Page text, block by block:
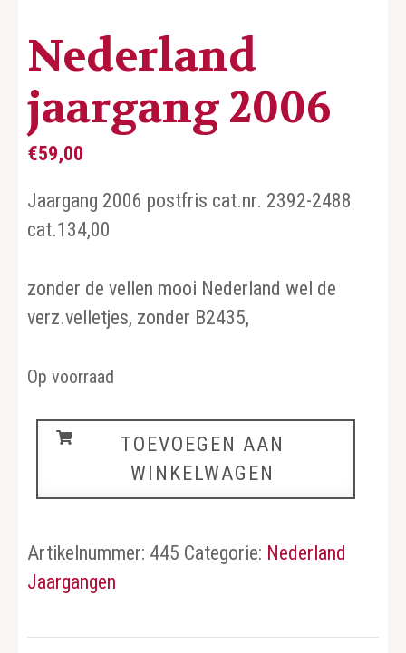
Nederland
jaargang 2006
€59,00
Jaargang 2006 postfris cat.nr. 2392-2488
cat.134,00
zonder de vellen mooi Nederland wel de
verz.velletjes, zonder B2435,
Op voorraad
Nederland
TOEVOEGEN AAN
WINKELWAGEN
Artikelnummer: 445 Categorie: Nederland
Jaargangen